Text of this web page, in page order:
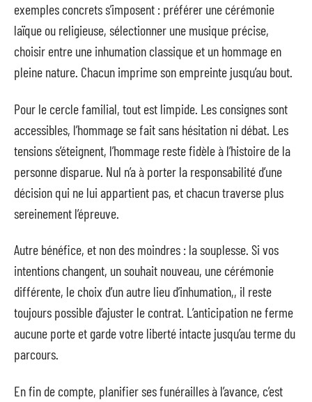
exemples concrets s’imposent : préférer une cérémonie
laïque ou religieuse, sélectionner une musique précise,
choisir entre une inhumation classique et un hommage en
pleine nature. Chacun imprime son empreinte jusqu’au bout.
Pour le cercle familial, tout est limpide. Les consignes sont
accessibles, l’hommage se fait sans hésitation ni débat. Les
tensions s’éteignent, l’hommage reste fidèle à l’histoire de la
personne disparue. Nul n’a à porter la responsabilité d’une
décision qui ne lui appartient pas, et chacun traverse plus
sereinement l’épreuve.
Autre bénéfice, et non des moindres : la souplesse. Si vos
intentions changent, un souhait nouveau, une cérémonie
différente, le choix d’un autre lieu d’inhumation,, il reste
toujours possible d’ajuster le contrat. L’anticipation ne ferme
aucune porte et garde votre liberté intacte jusqu’au terme du
parcours.
En fin de compte, planifier ses funérailles à l’avance, c’est